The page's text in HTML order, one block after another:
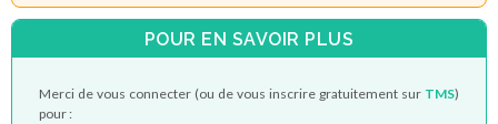
POUR EN SAVOIR PLUS
Merci de vous connecter (ou de vous inscrire gratuitement sur TMS)
pour :